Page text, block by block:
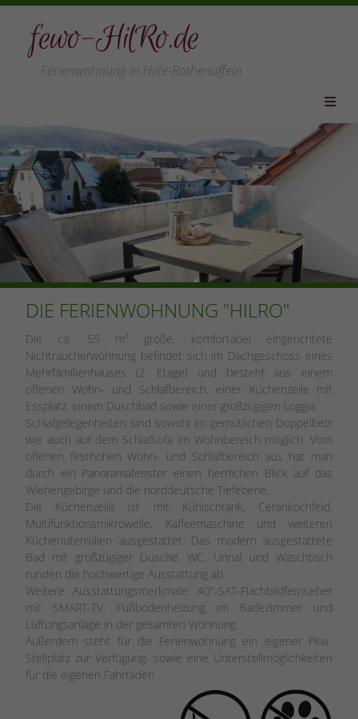
fewo-HilRo.de
Ferienwohnung in Hille-Rothenuffeln
WOHNUNG
PREISE
LEISTUNGEN
VERFÜGBARKEIT
LAGE/REGION
LINKS
ANFAHRT
KONTAKT
DIE FERIENWOHNUNG "HILRO"
Die ca. 55 m² große, komfortabel eingerichtete
Nichtraucherwohnung befindet sich im Dachgeschoss eines
Mehrfamilienhauses (2. Etage) und besteht aus einem
offenen Wohn- und Schlafbereich, einer Küchenzeile mit
Essplatz, einem Duschbad sowie einer großzügigen Loggia.
Schlafgelegenheiten sind sowohl im gemütlichen Doppelbett
wie auch auf dem Schlafsofa im Wohnbereich möglich. Vom
offenen firsthohen Wohn- und Schlafbereich aus hat man
durch ein Panoramafenster einen herrlichen Blick auf das
Wiehengebirge und die norddeutsche Tiefebene.
Die Küchenzeile ist mit Kühlschrank, Cerankochfeld,
Multifunktionsmikrowelle, Kaffeemaschine und weiteren
Küchenutensilien ausgestattet. Das modern ausgestattete
Bad mit großzügiger Dusche, WC, Urinal und Waschtisch
runden die hochwertige Ausstattung ab.
Weitere Ausstattungsmerkmale: 40"-SAT-Flachbildfernseher
mit SMART-TV, Fußbodenheizung im Badezimmer und
Lüftungsanlage in der gesamten Wohnung.
Außerdem steht für die Ferienwohnung ein eigener Pkw-
Stellplatz zur Verfügung, sowie eine Unterstellmöglichkeiten
für die eigenen Fahrräder!